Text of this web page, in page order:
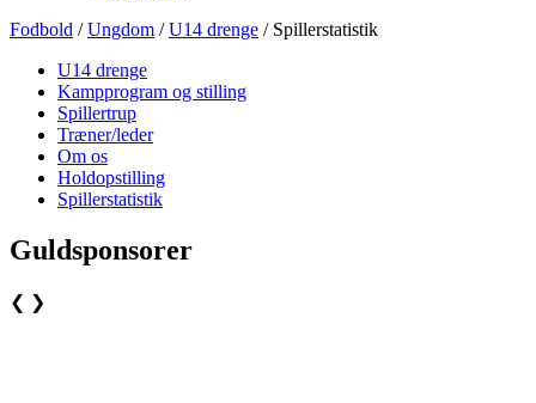
Fodbold /Ungdom /U14 drenge / Spillerstatistik
U14 drenge
Kampprogram og stilling
Spillertrup
Træner/leder
Om os
Holdopstilling
Spillerstatistik
Guldsponsorer
❮ ❯